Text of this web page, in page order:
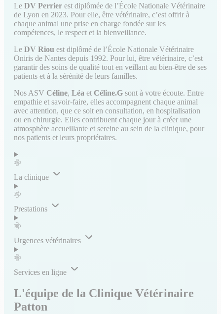
Le DV Perrier est diplômée de l’École Nationale Vétérinaire
de Lyon en 2023. Pour elle, être vétérinaire, c’est offrir à
chaque animal une prise en charge fondée sur les
compétences, le respect et la bienveillance.
Le DV Riou est diplômé de l’École Nationale Vétérinaire
Oniris de Nantes depuis 1992. Pour lui, être vétérinaire, c’est
garantir des soins de qualité tout en veillant au bien-être de ses
patients et à la sérénité de leurs familles.
Nos ASV Céline, Léa et Céline.G sont à votre écoute. Entre
empathie et savoir-faire, elles accompagnent chaque animal
avec attention, que ce soit en consultation, en hospitalisation
ou en chirurgie. Elles contribuent chaque jour à créer une
atmosphère accueillante et sereine au sein de la clinique, pour
nos patients et leurs propriétaires.
La clinique
Prestations
Urgences vétérinaires
Services en ligne
L'équipe de la Clinique Vétérinaire
Patton